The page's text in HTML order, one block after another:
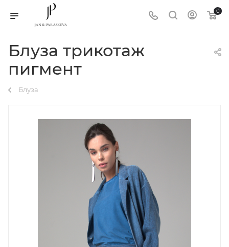
0
Блуза трикотаж
пигмент
Блуза